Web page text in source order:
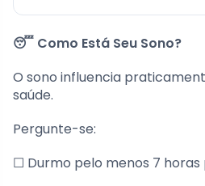
😴 Como Está Seu Sono?
O sono influencia
saúde.
Pergunte-se:
☐ Durmo pelo menos 7 horas